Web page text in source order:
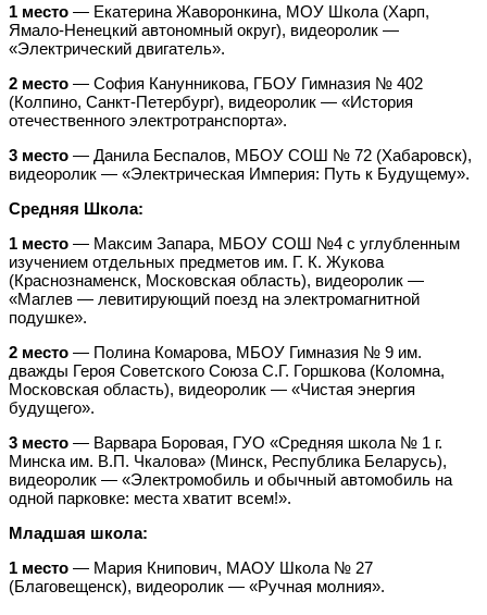
1 место — Екатерина Жаворонкина, МОУ Школа (Харп,
Ямало-Ненецкий автономный округ), видеоролик —
«Электрический двигатель».
2 место — София Канунникова, ГБОУ Гимназия № 402
(Колпино, Санкт-Петербург), видеоролик — «История
отечественного электротранспорта».
3 место — Данила Беспалов, МБОУ СОШ № 72 (Хабаровск),
видеоролик — «Электрическая Империя: Путь к Будущему».
Средняя Школа:
1 место — Максим Запара, МБОУ СОШ №4 с углубленным
изучением отдельных предметов им. Г. К. Жукова
(Краснознаменск, Московская область), видеоролик —
«Маглев — левитирующий поезд на электромагнитной
подушке».
2 место — Полина Комарова, МБОУ Гимназия № 9 им.
дважды Героя Советского Союза С.Г. Горшкова (Коломна,
Московская область), видеоролик — «Чистая энергия
будущего».
3 место — Варвара Боровая, ГУО «Средняя школа № 1 г.
Минска им. В.П. Чкалова» (Минск, Республика Беларусь),
видеоролик — «Электромобиль и обычный автомобиль на
одной парковке: места хватит всем!».
Младшая школа:
1 место — Мария Книпович, МАОУ Школа № 27
(Благовещенск), видеоролик — «Ручная молния».